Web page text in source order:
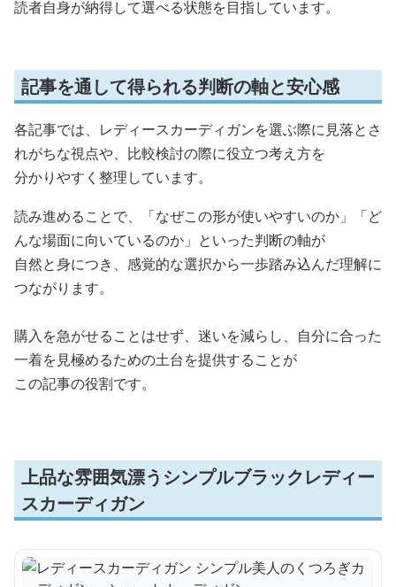
読者自身が納得して選べる状態を目指しています。
記事を通して得られる判断の軸と安心感
各記事では、レディースカーディガンを選ぶ際に見落とさ
れがちな視点や、比較検討の際に役立つ考え方を
分かりやすく整理しています。
読み進めることで、「なぜこの形が使いやすいのか」「ど
んな場面に向いているのか」といった判断の軸が
自然と身につき、感覚的な選択から一歩踏み込んだ理解に
つながります。
購入を急がせることはせず、迷いを減らし、自分に合った
一着を見極めるための土台を提供することが
この記事の役割です。
上品な雰囲気漂うシンプルブラックレディー
スカーディガン